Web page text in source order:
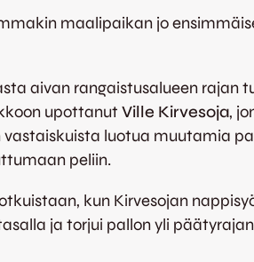
maalipaikan jo
aivan rangaistusalueen rajan
upottanut Ville Kirvesoja,
luotua muutamia
peliin.
kun Kirvesojan
ja torjui pallon yli